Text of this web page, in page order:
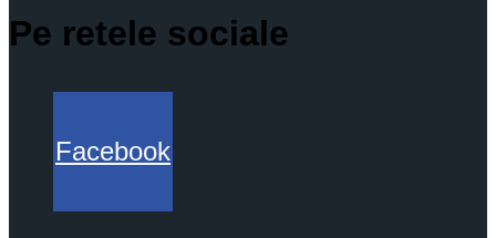
Pe retele sociale
Facebook